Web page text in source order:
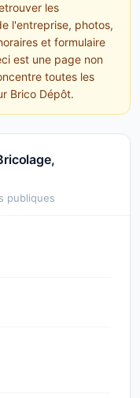
les
l'entreprise, photos,
et formulaire
est une page non
toutes les
Brico Dépôt.
publiques